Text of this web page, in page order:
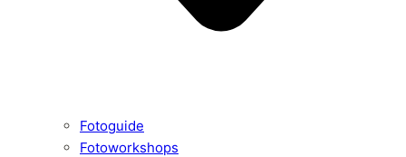
Fotoguide
Fotoworkshops